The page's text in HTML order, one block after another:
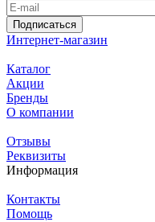
Подписаться
Интернет-магазин
Каталог
Акции
Бренды
О компании
Отзывы
Реквизиты
Информация
Контакты
Помощь